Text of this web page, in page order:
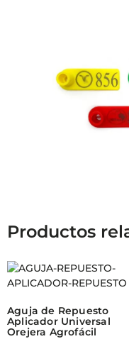
Productos
Aguja de Repuesto
Aplicador Universal
Orejera Agrofácil